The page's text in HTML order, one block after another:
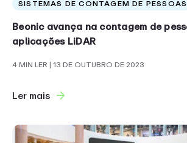
SISTEMAS DE CONTAGEM DE PESSOAS
Beonic avança na contagem de
aplicações LiDAR
4 MIN LER | 13 DE OUTUBRO DE 2023
Ler mais